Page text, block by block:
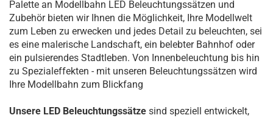
Palette an Modellbahn LED Beleuchtungssätzen und
Zubehör bieten wir Ihnen die Möglichkeit, Ihre Modellwelt
zum Leben zu erwecken und jedes Detail zu beleuchten, sei
es eine malerische Landschaft, ein belebter Bahnhof oder
ein pulsierendes Stadtleben. Von Innenbeleuchtung bis hin
zu Spezialeffekten - mit unseren Beleuchtungssätzen wird
Ihre Modellbahn zum Blickfang
Unsere LED Beleuchtungssätze sind speziell entwickelt,